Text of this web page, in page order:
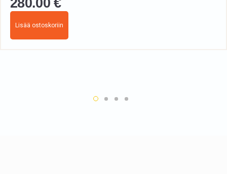
280.00€
Lisää ostoskoriin